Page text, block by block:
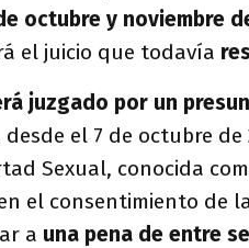
octubre y noviembre
el juicio que todavía
juzgado por un
desde el 7 de octubre
Sexual, conocida
el consentimiento de
a una pena de entre